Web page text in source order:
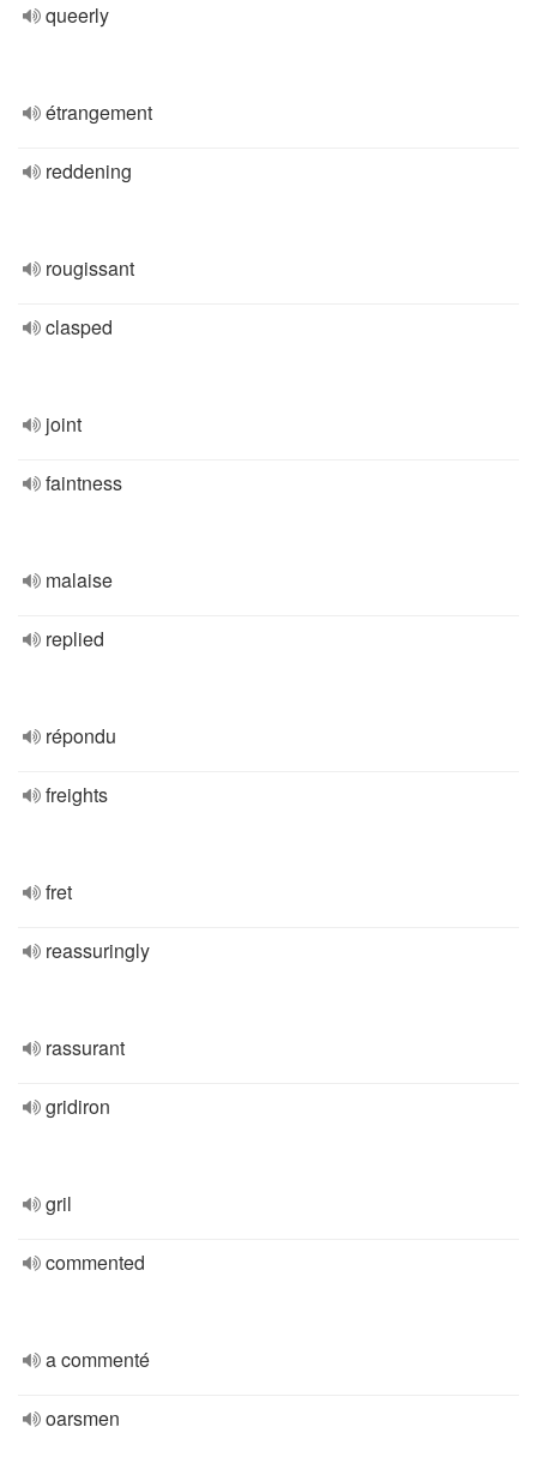
queerly
étrangement
reddening
rougissant
clasped
joint
faintness
malaise
replied
répondu
freights
fret
reassuringly
rassurant
gridiron
gril
commented
a commenté
oarsmen